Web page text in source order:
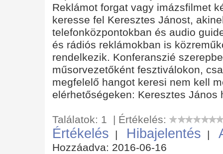
Reklámot forgat vagy imázsfilmet
keresse fel Keresztes Jánost,
telefonközpontokban és audio
és rádiós reklámokban is
rendelkezik. Konferanszié
műsorvezetőként fesztiválokon,
megfelelő hangot keresi nem kell
elérhetőségeken: Keresztes
Találatok: 1 | Értékelés:
Értékelés | Hibajelentés |
Hozzáadva: 2016-06-16